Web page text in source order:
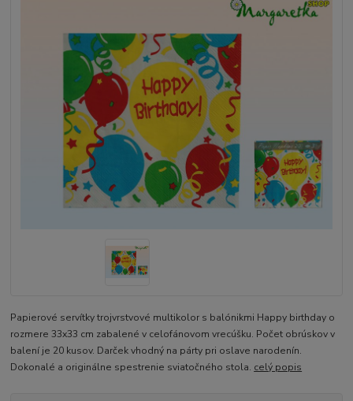
Papierové servítky trojvrstvové multikolor s balónikmi Happy birthday o
rozmere 33x33 cm zabalené v celofánovom vrecúšku. Počet obrúskov v
balení je 20 kusov. Darček vhodný na párty pri oslave narodenín.
Dokonalé a originálne spestrenie sviatočného stola. celý popis